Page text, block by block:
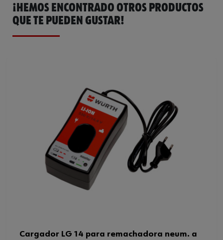
¡HEMOS ENCONTRADO OTROS PRODUCTOS
QUE TE PUEDEN GUSTAR!
Cargador LG 14 para remachadora neum. a